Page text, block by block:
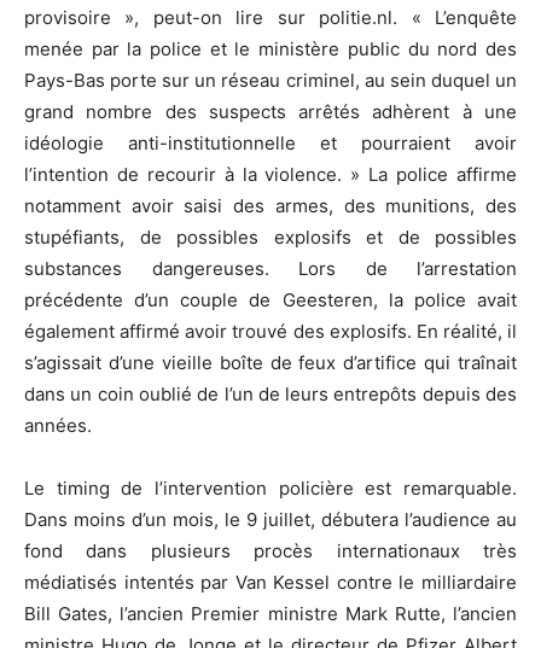
provisoire », peut-on lire sur politie.nl. « L’enquête
menée par la police et le ministère public du nord des
Pays-Bas porte sur un réseau criminel, au sein duquel un
grand nombre des suspects arrêtés adhèrent à une
idéologie anti-institutionnelle et pourraient avoir
l’intention de recourir à la violence. » La police affirme
notamment avoir saisi des armes, des munitions, des
stupéfiants, de possibles explosifs et de possibles
substances dangereuses. Lors de l’arrestation
précédente d’un couple de Geesteren, la police avait
également affirmé avoir trouvé des explosifs. En réalité, il
s’agissait d’une vieille boîte de feux d’artifice qui traînait
dans un coin oublié de l’un de leurs entrepôts depuis des
années.
Le timing de l’intervention policière est remarquable.
Dans moins d’un mois, le 9 juillet, débutera l’audience au
fond dans plusieurs procès internationaux très
médiatisés intentés par Van Kessel contre le milliardaire
Bill Gates, l’ancien Premier ministre Mark Rutte, l’ancien